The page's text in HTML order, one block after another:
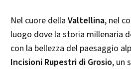
Nel cuore della Valtellina, nel
luogo dove la storia millenaria
con la bellezza del paesaggio
Incisioni Rupestri di Grosio, un